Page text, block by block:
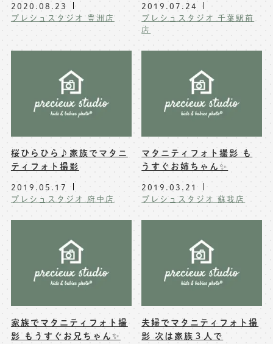
2020.08.23
プレシュスタジオ 豊洲店
2019.07.24
プレシュスタジオ 千葉駅前
店
桜ひらひら♪家族でマタニ
ティフォト撮影
2019.05.17
プレシュスタジオ 府中店
マタニティフォト撮影 も
うすぐお姉ちゃん✨
2019.03.21
プレシュスタジオ 蘇我店
家族でマタニティフォト撮
影 もうすぐお兄ちゃん✨
夫婦でマタニティフォト撮
影 次は家族３人で